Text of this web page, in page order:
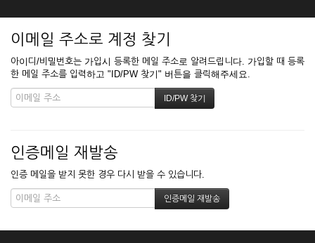
이메일 주소로 계정 찾기
아이디/비밀번호는 가입시 등록한 메일 주소로 알려드립니다. 가입할 때 등록
한 메일 주소를 입력하고 "ID/PW 찾기" 버튼을 클릭해주세요.
인증메일 재발송
인증 메일을 받지 못한 경우 다시 받을 수 있습니다.